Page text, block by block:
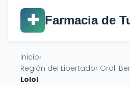
✚ Farmacia de
Inicio›
Región del Libertador Gral.
Lolol